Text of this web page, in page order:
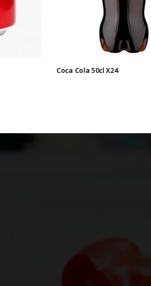
Coca Cola 50cl X24